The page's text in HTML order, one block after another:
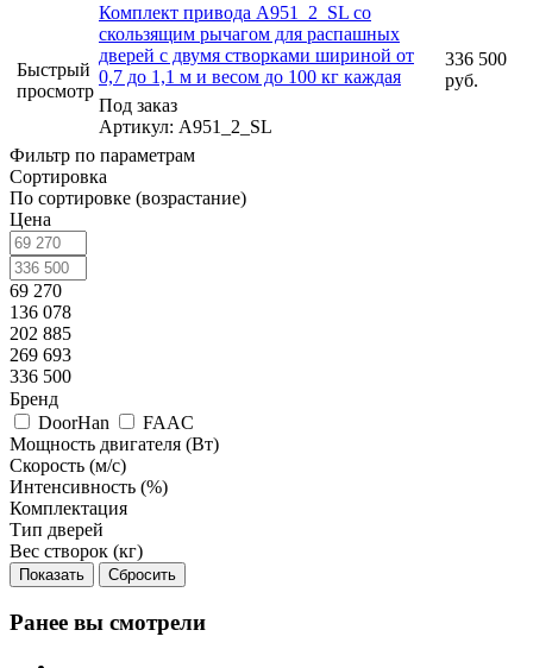
Быстрый
просмотр
Комплект привода А951_2_SL со
скользящим рычагом для раcпашных
дверей с двумя створками шириной от
0,7 до 1,1 м и весом до 100 кг каждая
Под заказ
Артикул: А951_2_SL
336 500
руб.
Фильтр по параметрам
Сортировка
По сортировке (возрастание)
Цена
69 270
136 078
202 885
269 693
336 500
Бренд
DoorHan
FAAC
Мощность двигателя (Вт)
Скорость (м/с)
Интенсивность (%)
Комплектация
Тип дверей
Вес створок (кг)
Сбросить
Ранее вы смотрели